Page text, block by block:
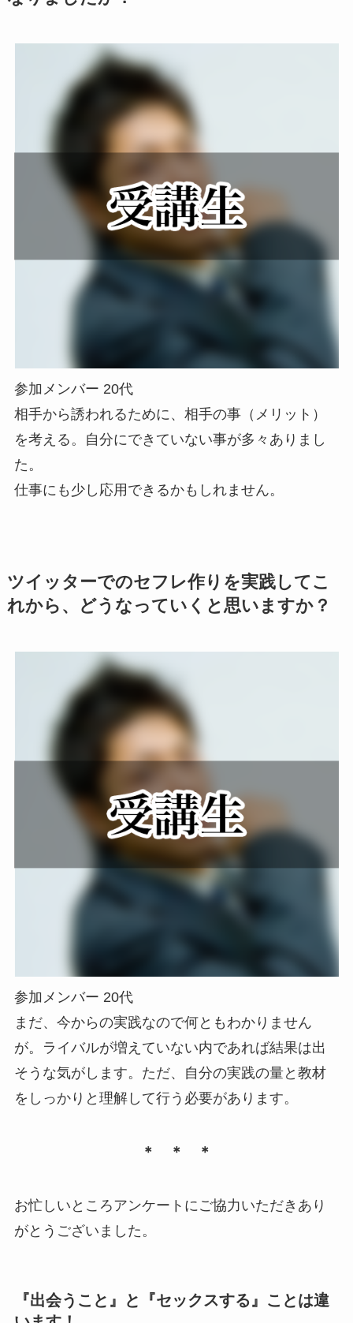
参加メンバー 20代
相手から誘われるために、相手の事（メリット）
を考える。自分にできていない事が多々ありまし
た。
仕事にも少し応用できるかもしれません。
ツイッターでのセフレ作りを実践してこ
れから、どうなっていくと思いますか？
参加メンバー 20代
まだ、今からの実践なので何ともわかりません
が。ライバルが増えていない内であれば結果は出
そうな気がします。ただ、自分の実践の量と教材
をしっかりと理解して行う必要があります。
＊ ＊ ＊
お忙しいところアンケートにご協力いただきあり
がとうございました。
『出会うこと』と『セックスする』ことは違